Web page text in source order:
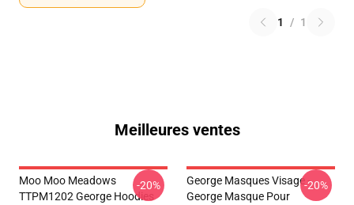
1 / 1
Meilleures ventes
Moo Moo Meadows
TTPM1202 George Hoodies
-20%
George Masques Visage -
George Masque Pour
-20%